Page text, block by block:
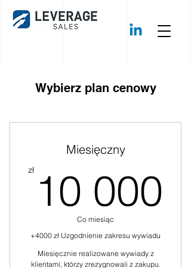
Wybierz plan cenowy
Miesięczny
zł 10 000
Co miesiąc
+4000 zł Uzgodnienie zakresu wywiadu
Miesięcznie realizowane wywiady z
klientami, którzy zrezygnowali z zakupu.